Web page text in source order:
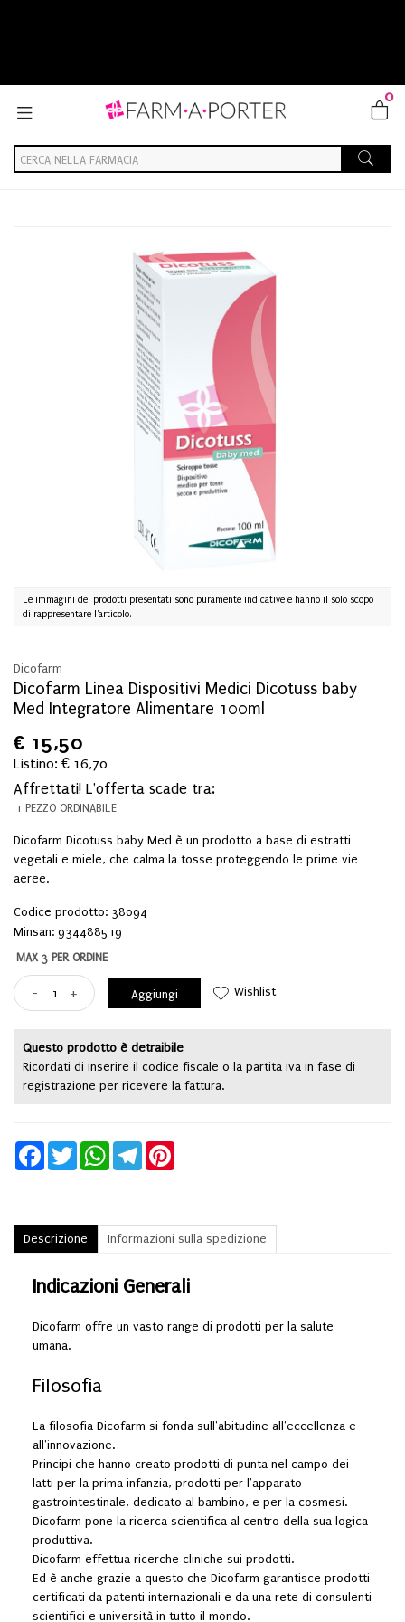
0
Dicofarm Linea Dispositivi Medici Dicotuss baby Med Integratore
Alimentare 100ml
Le immagini dei prodotti presentati sono puramente indicative e hanno il solo scopo
di rappresentare l'articolo.
Dicofarm
Dicofarm Linea Dispositivi Medici Dicotuss baby
Med Integratore Alimentare 100ml
€ 15,50
Listino: € 16,70
Affrettati! L'offerta scade tra:
1 PEZZO ORDINABILE
Dicofarm Dicotuss baby Med è un prodotto a base di estratti
vegetali e miele, che calma la tosse proteggendo le prime vie
aeree.
Codice prodotto: 38094
Minsan: 934488519
MAX 3 PER ORDINE
- + Aggiungi Wishlist
Questo prodotto è detraibile
Ricordati di inserire il codice fiscale o la partita iva in fase di
registrazione per ricevere la fattura.
FacebookTwitter WhatsAppTelegram
Descrizione Informazioni sulla spedizione
Indicazioni Generali
Dicofarm offre un vasto range di prodotti per la salute
umana.
Filosofia
La filosofia Dicofarm si fonda sull'abitudine all'eccellenza e
all'innovazione.
Principi che hanno creato prodotti di punta nel campo dei
latti per la prima infanzia, prodotti per l'apparato
gastrointestinale, dedicato al bambino, e per la cosmesi.
Dicofarm pone la ricerca scientifica al centro della sua logica
produttiva.
Dicofarm effettua ricerche cliniche sui prodotti.
Ed è anche grazie a questo che Dicofarm garantisce prodotti
certificati da patenti internazionali e da una rete di consulenti
scientifici e università in tutto il mondo.